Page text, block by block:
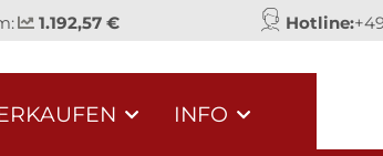
1.192,57 € Hotline:
INFO